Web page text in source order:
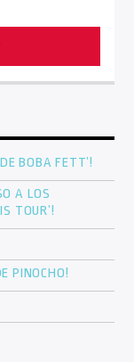
BOBA FETT’!
A LOS
TOUR’!
PINOCHO!